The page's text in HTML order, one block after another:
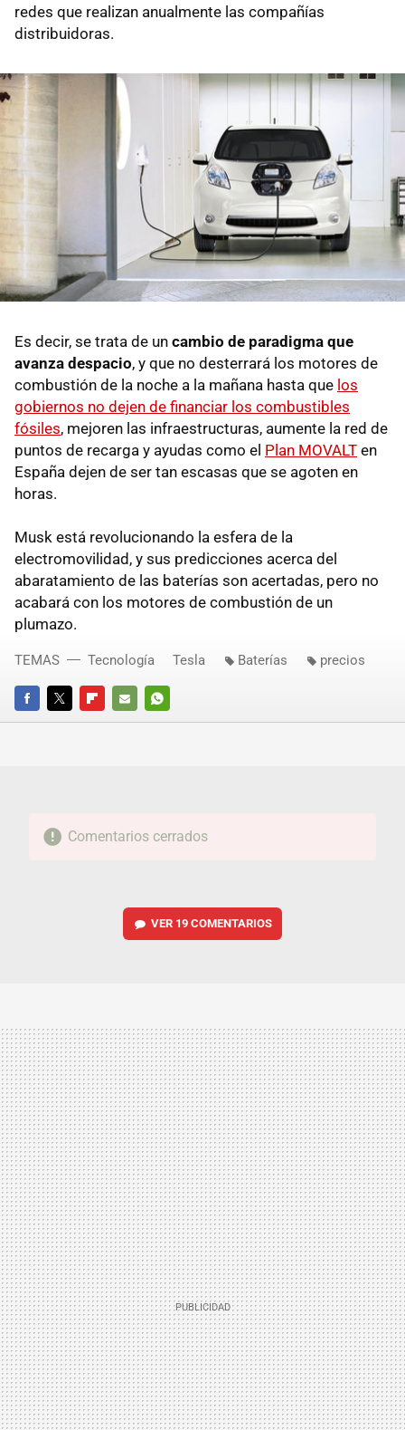
redes que realizan anualmente las compañías
distribuidoras.
Es decir, se trata de un cambio de paradigma que
avanza despacio, y que no desterrará los motores de
combustión de la noche a la mañana hasta que los
gobiernos no dejen de financiar los combustibles
fósiles, mejoren las infraestructuras, aumente la red de
puntos de recarga y ayudas como el Plan MOVALT en
España dejen de ser tan escasas que se agoten en
horas.
Musk está revolucionando la esfera de la
electromovilidad, y sus predicciones acerca del
abaratamiento de las baterías son acertadas, pero no
acabará con los motores de combustión de un
plumazo.
FACEBOOKTWITTERFLIPBOARD
E-
WHATSAPP
TEMAS Tecnología Tesla Baterías precios
Comentarios cerrados
VER 19 COMENTARIOS